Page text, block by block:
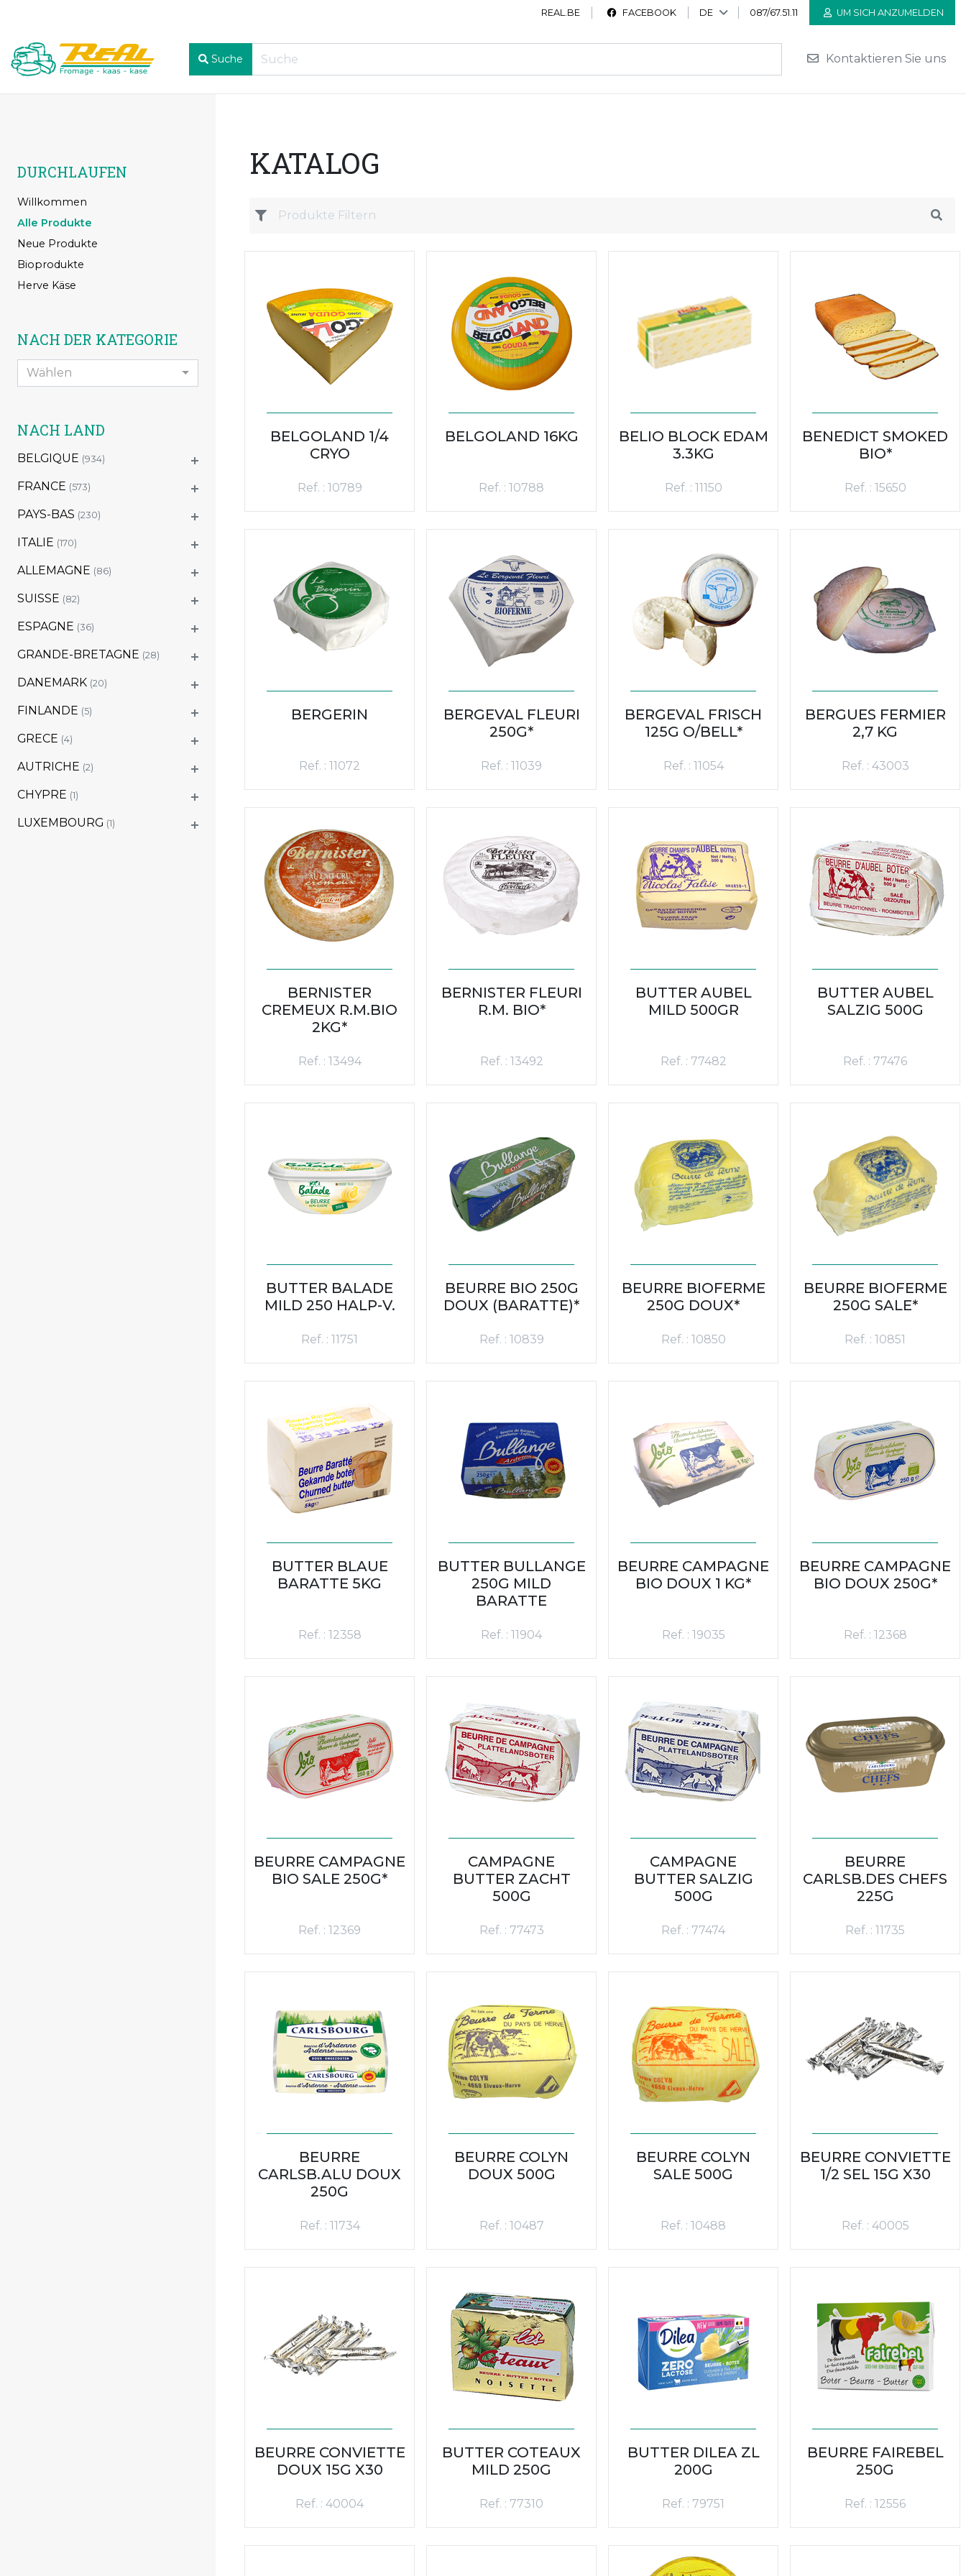
REAL.BE FACEBOOK DE 087/67.51.11 UM SICH ANZUMELDEN
Suche Kontaktieren Sie uns
DURCHLAUFEN
Willkommen
Alle Produkte
Neue Produkte
Bioprodukte
Herve Käse
NACH DER KATEGORIE
Wählen
NACH LAND
BELGIQUE (934)
FRANCE (573)
PAYS-BAS (230)
ITALIE (170)
ALLEMAGNE (86)
SUISSE (82)
ESPAGNE (36)
GRANDE-BRETAGNE (28)
DANEMARK (20)
FINLANDE (5)
GRECE (4)
AUTRICHE (2)
CHYPRE (1)
LUXEMBOURG (1)
KATALOG
BELGOLAND 1/4
CRYO
Ref. : 10789
BELGOLAND 16KG
Ref. : 10788
BELIO BLOCK EDAM
3.3KG
Ref. : 11150
BENEDICT SMOKED
BIO*
Ref. : 15650
BERGERIN
Ref. : 11072
BERGEVAL FLEURI
250G*
Ref. : 11039
BERGEVAL FRISCH
125G O/BELL*
Ref. : 11054
BERGUES FERMIER
2,7 KG
Ref. : 43003
BERNISTER
CREMEUX R.M.BIO
2KG*
Ref. : 13494
BERNISTER FLEURI
R.M. BIO*
Ref. : 13492
BUTTER AUBEL
MILD 500GR
Ref. : 77482
BUTTER AUBEL
SALZIG 500G
Ref. : 77476
BUTTER BALADE
MILD 250 HALP-V.
Ref. : 11751
BEURRE BIO 250G
DOUX (BARATTE)*
Ref. : 10839
BEURRE BIOFERME
250G DOUX*
Ref. : 10850
BEURRE BIOFERME
250G SALE*
Ref. : 10851
BUTTER BLAUE
BARATTE 5KG
Ref. : 12358
BUTTER BULLANGE
250G MILD
BARATTE
Ref. : 11904
BEURRE CAMPAGNE
BIO DOUX 1 KG*
Ref. : 19035
BEURRE CAMPAGNE
BIO DOUX 250G*
Ref. : 12368
BEURRE CAMPAGNE
BIO SALE 250G*
Ref. : 12369
CAMPAGNE
BUTTER ZACHT
500G
Ref. : 77473
CAMPAGNE
BUTTER SALZIG
500G
Ref. : 77474
BEURRE
CARLSB.DES CHEFS
225G
Ref. : 11735
BEURRE
CARLSB.ALU DOUX
250G
Ref. : 11734
BEURRE COLYN
DOUX 500G
Ref. : 10487
BEURRE COLYN
SALE 500G
Ref. : 10488
BEURRE CONVIETTE
1/2 SEL 15G X30
Ref. : 40005
BEURRE CONVIETTE
DOUX 15G X30
Ref. : 40004
BUTTER COTEAUX
MILD 250G
Ref. : 77310
BUTTER DILEA ZL
200G
Ref. : 79751
BEURRE FAIREBEL
250G
Ref. : 12556